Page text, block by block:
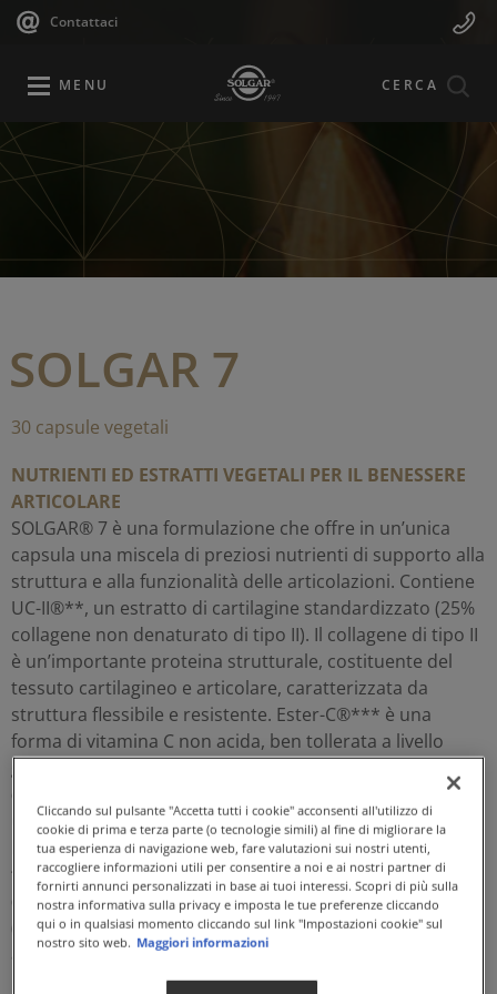
Salta
principale
Contattaci
Navigazione
Menu
MENU CERCA
SOLGAR 7
30 capsule vegetali
NUTRIENTI ED ESTRATTI VEGETALI PER IL BENESSERE
ARTICOLARE
SOLGAR® 7 è una formulazione che offre in un’unica
capsula una miscela di preziosi nutrienti di supporto alla
struttura e alla funzionalità delle articolazioni. Contiene
UC-II®**, un estratto di cartilagine standardizzato (25%
collagene non denaturato di tipo II). Il collagene di tipo II
è un’importante proteina strutturale, costituente del
tessuto cartilagineo e articolare, caratterizzata da
struttura flessibile e resistente. Ester-C®*** è una
forma di vitamina C non acida, ben tollerata a livello
per la naturale funzione delle cartilagini.
Gli estratti di Boswellia (5-Loxin® Advanced****), Salice
bianco e Zenzero mantengono la fisiologica
funzionalità articolareecontrastano eventuali stati
di tensione localizzati. Peperoncino e pepe nero
(Bioperine®*****), oltre alla loro azione antiossidante,
aiutano la normale funzione digestiva.
Cliccando sul pulsante "Accetta tutti i cookie" acconsenti all'utilizzo di
cookie di prima e terza parte (o tecnologie simili) al fine di migliorare la
tua esperienza di navigazione web, fare valutazioni sui nostri utenti,
raccogliere informazioni utili per consentire a noi e ai nostri partner di
fornirti annunci personalizzati in base ai tuoi interessi. Scopri di più sulla
nostra informativa sulla privacy e imposta le tue preferenze cliccando
qui o in qualsiasi momento cliccando sul link "Impostazioni cookie" sul
nostro sito web. Maggiori informazioni